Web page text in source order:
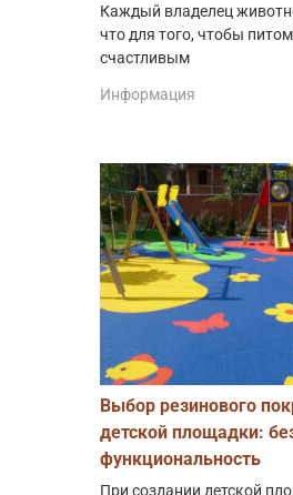
Каждый владелец
что для того, чтобы
счастливым
Информация
Выбор резинового
детской площадки:
функциональность
При создании детской